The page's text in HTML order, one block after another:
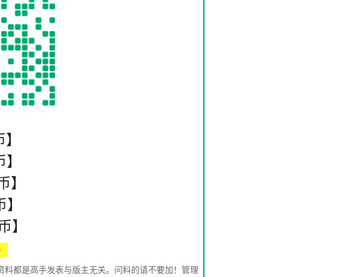
都是高手发表与版主无关。问料的请不要加！管理